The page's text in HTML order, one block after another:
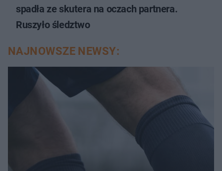
spadła ze skutera na oczach partnera.
Ruszyło śledztwo
NAJNOWSZE NEWSY: